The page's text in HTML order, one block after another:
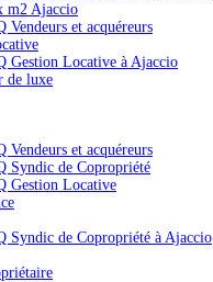
m2 Ajaccio
Vendeurs et acquéreurs
Gestion Locative à Ajaccio
de luxe
Vendeurs et acquéreurs
Syndic de Copropriété
Gestion Locative
Syndic de Copropriété à Ajaccio